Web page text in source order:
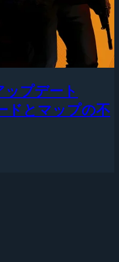
ップデート
ドとマップの不